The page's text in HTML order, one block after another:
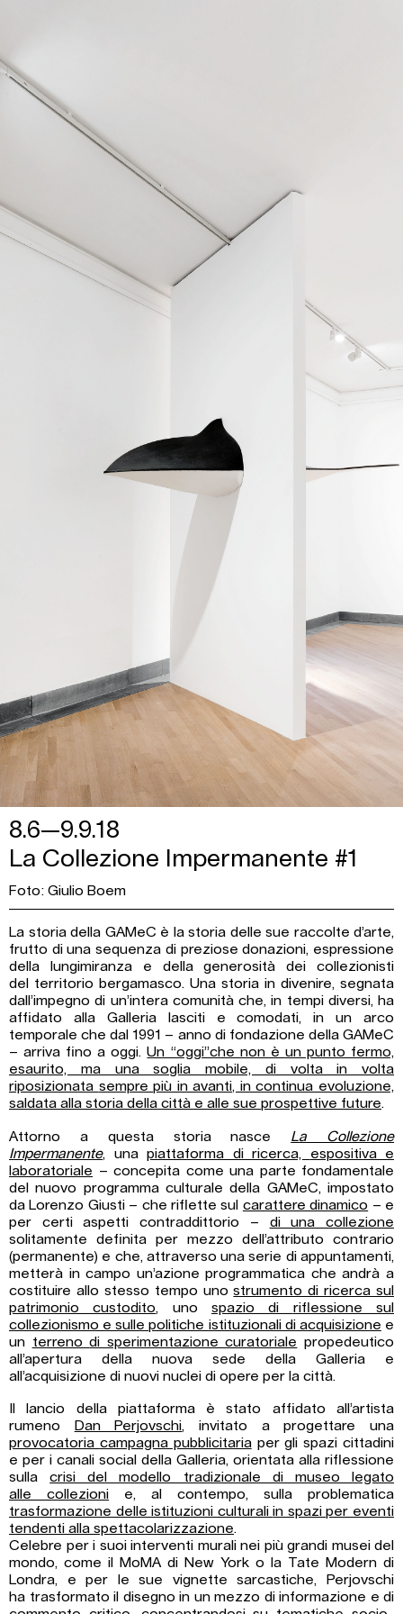
8.6—9.9.18
La Collezione Impermanente #1
Foto: Giulio Boem
La storia della GAMeC è la storia delle sue raccolte d’arte,
frutto di una sequenza di preziose donazioni, espressione
della lungimiranza e della generosità dei collezionisti
del territorio bergamasco. Una storia in divenire, segnata
dall’impegno di un’intera comunità che, in tempi diversi, ha
affidato alla Galleria lasciti e comodati, in un arco
temporale che dal 1991 – anno di fondazione della GAMeC
– arriva fino a oggi.​Un “oggi”che non è un punto fermo,
esaurito, ma una soglia mobile, di volta in volta
riposizionata sempre più in avanti, in continua evoluzione,
saldata alla storia​ della città e ​alle sue prospettive future.
Attorno a questa storia nasce La Collezione
Impermanente, un​a piattaforma di ricerca, espositiva e
laboratoriale – concepita come una parte fondamentale
del nuovo programma culturale della GAMeC, impostato
da Lorenzo Giusti – ​che riflette sul carattere dinamico – e
per certi aspetti contraddittorio – di una collezione
solitamente definita per mezzo dell’attributo contrario
(permanente) e che, attraverso una serie di appuntamenti,
metterà in campo un’azione programmatica che andrà a
costituire allo stesso tempo unostrumento di ricerca sul
patrimonio custodito, unospazio di riflessione sul
collezionismo e sulle politiche istituzionali di acquisizione e
un terrenodi sperimentazione curatoriale propedeutico
all’apertura della nuova sede della Galleria e
all’acquisizione di nuovi nuclei di opere per la città.
Il lancio della piattaforma è stato affidato all’artista
rumeno
Dan Perjovschi, invitato a progettare una
provocatoria campagna pubblicitariaper gli spazi cittadini
e per i canali social della Galleria, orientata alla riflessione
sullacrisi del modello tradizionale di museo legato
alle collezioni e, al contempo, sulla problematica
trasformazione delle istituzioni culturaliin spazi per eventi
tendenti alla spettacolarizzazione.
Celebre per i suoi interventi murali nei più grandi musei del
mondo, come il MoMA di New York o la Tate Modern di
Londra, e per le sue vignette sarcastiche, Perjovschi
ha trasformato il disegno in un mezzo di informazione e di